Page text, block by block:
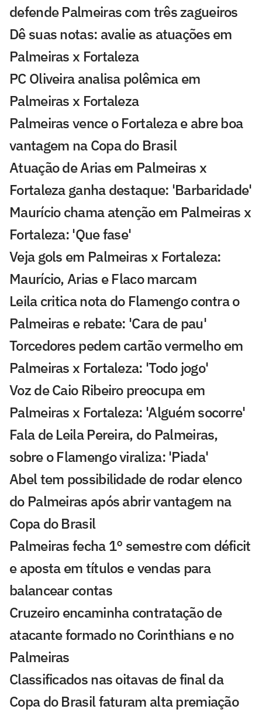
defende Palmeiras com três zagueiros
Dê suas notas: avalie as atuações em
Palmeiras x Fortaleza
PC Oliveira analisa polêmica em
Palmeiras x Fortaleza
Palmeiras vence o Fortaleza e abre boa
vantagem na Copa do Brasil
Atuação de Arias em Palmeiras x
Fortaleza ganha destaque: 'Barbaridade'
Maurício chama atenção em Palmeiras x
Fortaleza: 'Que fase'
Veja gols em Palmeiras x Fortaleza:
Maurício, Arias e Flaco marcam
Leila critica nota do Flamengo contra o
Palmeiras e rebate: 'Cara de pau'
Torcedores pedem cartão vermelho em
Palmeiras x Fortaleza: 'Todo jogo'
Voz de Caio Ribeiro preocupa em
Palmeiras x Fortaleza: 'Alguém socorre'
Fala de Leila Pereira, do Palmeiras,
sobre o Flamengo viraliza: 'Piada'
Abel tem possibilidade de rodar elenco
do Palmeiras após abrir vantagem na
Copa do Brasil
Palmeiras fecha 1° semestre com déficit
e aposta em títulos e vendas para
balancear contas
Cruzeiro encaminha contratação de
atacante formado no Corinthians e no
Palmeiras
Classificados nas oitavas de final da
Copa do Brasil faturam alta premiação